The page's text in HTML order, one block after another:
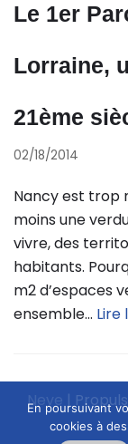
Le 1er
Lorraine,
21ème
02/18/2014
Nancy est trop
moins une
vivre, des
habitants.
m2 d’espaces
ensemble… Lire
Neve |
En poursuivant
cookies à